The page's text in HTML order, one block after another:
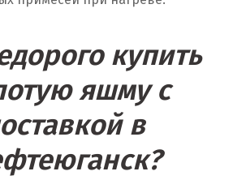
купить
яшму с
в